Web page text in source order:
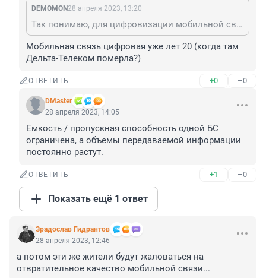
DEMOMON 28 апреля 2023, 13:20
Так понимаю, для цифровизации мобильной связи. Не инета.
Мобильная связь цифровая уже лет 20 (когда там
Дельта-Телеком померла?)
ОТВЕТИТЬ +0 –0
DMaster
28 апреля 2023, 14:05
Емкость / пропускная способность одной БС
ограничена, а объемы передаваемой информации
постоянно растут.
ОТВЕТИТЬ +1 –0
Показать ещё 1 ответ
Зрадослав Гидрантов
28 апреля 2023, 12:46
а потом эти же жители будут жаловаться на
отвратительное качество мобильной связи...